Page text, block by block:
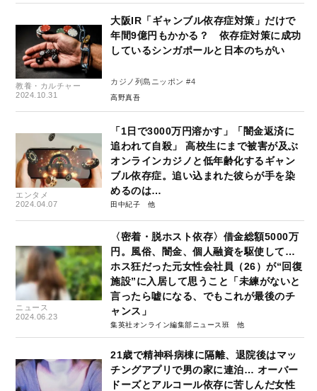
教養・カルチャー
2024.10.31
大阪IR「ギャンブル依存症対策」だけで
年間9億円もかかる？ 依存症対策に成功
しているシンガポールと日本のちがい
カジノ列島ニッポン #4
高野真吾
エンタメ
2024.04.07
「1日で3000万円溶かす」「闇金返済に
追われて自殺」 高校生にまで被害が及ぶ
オンラインカジノと低年齢化するギャン
ブル依存症。追い込まれた彼らが手を染
めるのは…
田中紀子
ニュース
2024.06.23
〈密着・脱ホスト依存〉借金総額5000万
円。風俗、闇金、個人融資を駆使して…
ホス狂だった元女性会社員（26）が“回復
施設”に入居して思うこと「未練がないと
言ったら嘘になる、でもこれが最後のチ
ャンス」
集英社オンライン編集部ニュース班
21歳で精神科病棟に隔離、退院後はマッ
チングアプリで男の家に連泊… オーバー
ドーズとアルコール依存に苦しんだ女性